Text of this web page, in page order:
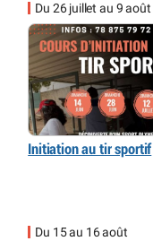
Du 26 juillet au 9 août
Initiation au tir sportif
Du 15 au 16 août